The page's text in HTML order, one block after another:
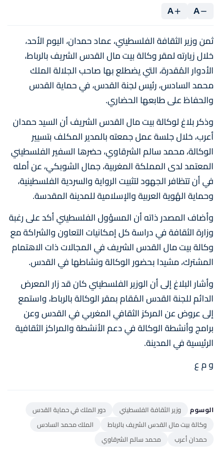
A
A
ثمن وزير الثقافة الفلسطيني، عماد حمدان، اليوم الأحد،
خلال زيارته لمقر وكالة بيت مال القدس الشريف بالرباط،
الأدوار المُقدرة، التي يضطلع بها صاحب الجلالة الملك
محمد السادس، رئيس لجنة القدس، في حماية القدس
والحفاظ على طابعها الحضاري.
وذكر بلاغ لوكالة بيت مال القدس الشريف أن السيد حمدان
أعرب، خلال جلسة عمل جمعته بالمدير المكلف بتسيير
الوكالة، محمد سالم الشرقاوي، حضرها السفير الفلسطيني
المعتمد لدى المملكة المغربية، جمال الشوبكي، عن أمله
في أن تتظافر الجهود لتثبيت الرواية والسردية الفلسطينية،
وحماية الهُوية العربية والإسلامية للمدينة المقدسة.
وأضاف المصدر ذاته أن المسؤول الفلسطيني أكد على رغبة
وزارة الثقافة في دراسة كل إمكانيات التعاون والشراكة مع
وكالة بيت مال القدس الشريف في المجالات ذات الاهتمام
المشترك، مشيدا بحضور الوكالة ونشاطها في القدس.
وأشار البلاغ إلى أن الوزير الفلسطيني كان قد زار المعرض
الدائم للجنة القدس المُقام بمقر الوكالة بالرباط، واستمع
إلى عروض عن المركز الثقافي المغربي في القدس وعن
برامج وأنشطة الوكالة في دعم الأنشطة والمراكز الثقافية
الرئيسية في المدينة.
و م ع
الوسوم وزير الثقافة الفلسطيني
دور الملك في حماية القدس
وكالة بيت مال القدس الشريف بالرباط
الملك محمد السادس
حمدان أعرب
محمد سالم الشرقاوي